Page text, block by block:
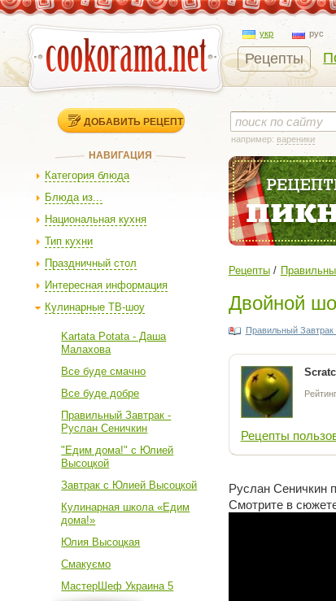
укр рус
Рецепты
ДОБАВИТЬ РЕЦЕПТ
НАВИГАЦИЯ
Категория блюда
Блюда из...
Национальная кухня
Тип кухни
Праздничный стол
Интересная информация
Кулинарные ТВ-шоу
Kartata Potata - Даша
Малахова
Все буде смачно
Все буде добре
Правильный Завтрак -
Руслан Сеничкин
"Едим дома!" с Юлией
Высоцкой
Завтрак с Юлией Высоцкой
Кулинарная школа «Едим
дома!»
Юлия Высоцкая
Смакуємо
МастерШеф Украина 5
например: вареники
Рецепты
Двойной
Правильный
Рейтинг
Рецепты
Руслан Сеничкин
Смотрите в